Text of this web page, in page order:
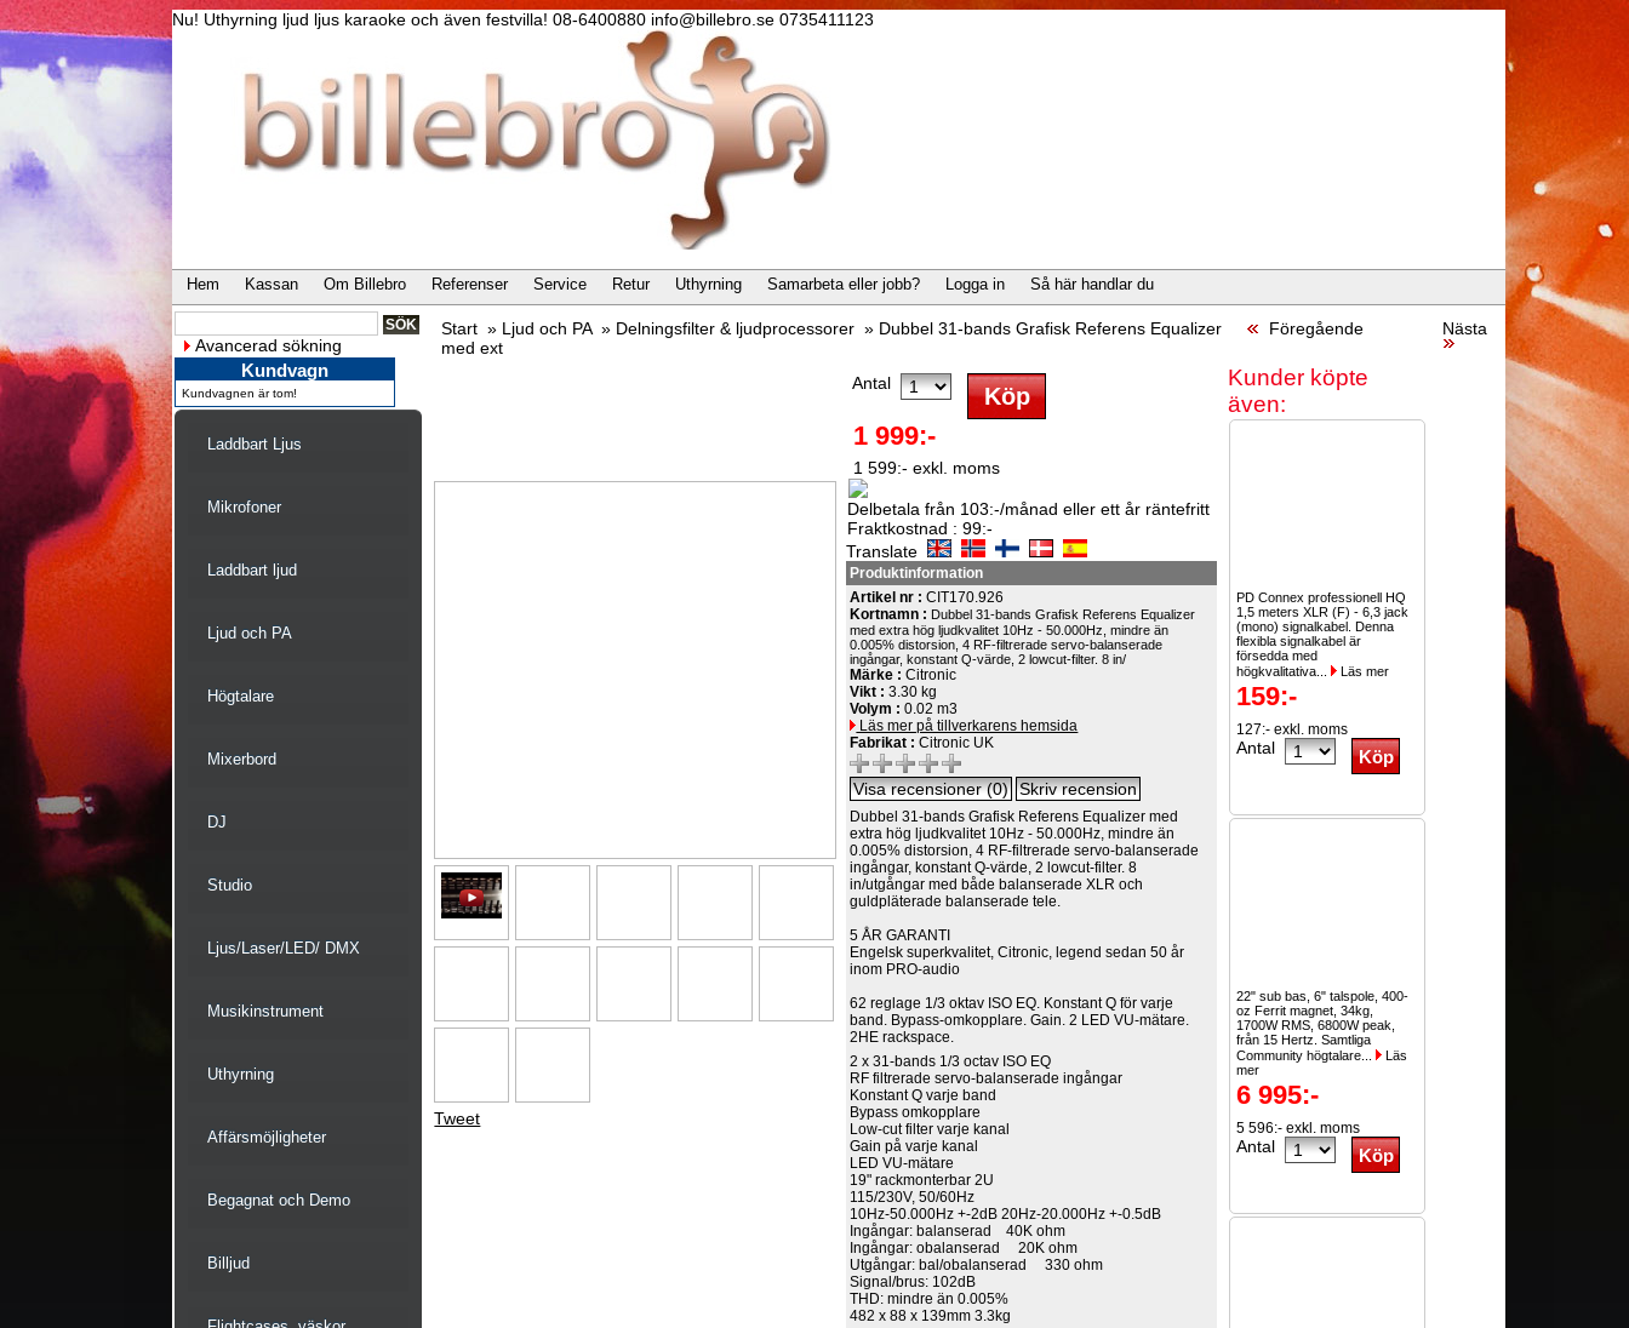
Nu! Uthyrning ljud ljus karaoke och även festvilla! 08-6400880 info@billebro.se 0735411123
Hem Kassan Om Billebro Referenser Service Retur Uthyrning Samarbeta eller jobb? Logga in Så här handlar du
Avancerad sökning
Kundvagn
Kundvagnen är tom!
Laddbart Ljus
Mikrofoner
Laddbart ljud
Ljud och PA
Högtalare
Mixerbord
DJ
Studio
Ljus/Laser/LED/ DMX
Musikinstrument
Uthyrning
Affärsmöjligheter
Begagnat och Demo
Billjud
Start » Ljud och PA» Delningsfilter & ljudprocessorer » Dubbel 31-bands Grafisk Referens Equalizer
med ext
Föregående Nästa
Tweet
Antal
1 999:-
1 599:- exkl. moms
Delbetala från 103:-/månad eller ett år räntefritt
Fraktkostnad : 99:-
Translate
Produktinformation
Artikel nr :CIT170.926
Kortnamn : Dubbel 31-bands Grafisk Referens Equalizer
med extra hög ljudkvalitet 10Hz - 50.000Hz, mindre än
0.005% distorsion, 4 RF-filtrerade servo-balanserade
ingångar, konstant Q-värde, 2 lowcut-filter. 8 in/
Märke :Citronic
Vikt :3.30 kg
Volym :0.02 m3
Läs mer på tillverkarens hemsida
Fabrikat :Citronic UK
Dubbel 31-bands Grafisk Referens Equalizer med
extra hög ljudkvalitet 10Hz - 50.000Hz, mindre än
0.005% distorsion, 4 RF-filtrerade servo-balanserade
ingångar, konstant Q-värde, 2 lowcut-filter. 8
in/utgångar med både balanserade XLR och
guldpläterade balanserade tele.
5 ÅR GARANTI
Engelsk superkvalitet, Citronic, legend sedan 50 år
inom PRO-audio
62 reglage 1/3 oktav ISO EQ. Konstant Q för varje
band. Bypass-omkopplare. Gain. 2 LED VU-mätare.
2HE rackspace.
2 x 31-bands 1/3 octav ISO EQ
RF filtrerade servo-balanserade ingångar
Konstant Q varje band
Bypass omkopplare
Low-cut filter varje kanal
Gain på varje kanal
LED VU-mätare
19" rackmonterbar 2U
115/230V, 50/60Hz
10Hz-50.000Hz +-2dB 20Hz-20.000Hz +-0.5dB
Ingångar: balanserad 40K ohm
Ingångar: obalanserad 20K ohm
Utgångar: bal/obalanserad 330 ohm
Signal/brus: 102dB
THD: mindre än 0.005%
482 x 88 x 139mm 3.3kg
Kunder köpte
även:
PD Connex professionell HQ
1,5 meters XLR (F) - 6,3 jack
(mono) signalkabel. Denna
flexibla signalkabel är
försedda med
högkvalitativa...
Läs mer
159:-
127:- exkl. moms
Antal
22" sub bas, 6" talspole, 400-
oz Ferrit magnet, 34kg,
1700W RMS, 6800W peak,
från 15 Hertz. Samtliga
Community högtalare...
Läs
mer
6 995:-
5 596:- exkl. moms
Antal